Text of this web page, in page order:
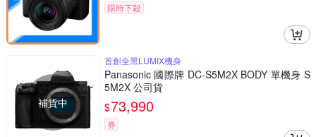
限時下殺
補貨中
首創全黑LUMIX機身
Panasonic 國際牌 DC-S5M2X BODY 單機身 S
5M2X 公司貨
$73,990
券